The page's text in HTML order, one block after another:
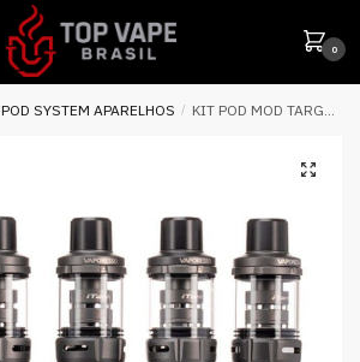
0
POD SYSTEM APARELHOS / KIT POD MOD TARGET 100 ITANK GTI – VAPORESSO